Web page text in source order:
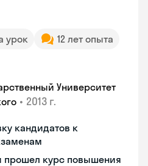
урок
12 лет опыта
Университет
• 2013 г.
кандидатов к
прошел курс повышения